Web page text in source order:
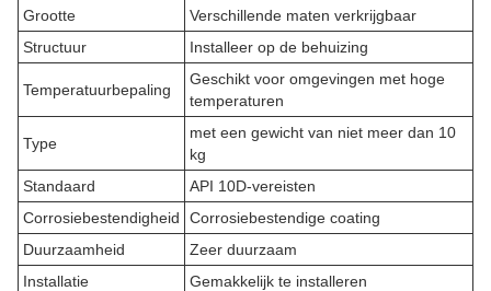
Grootte
Verschillende maten verkrijgbaar
Structuur
Installeer op de behuizing
Temperatuurbepaling
Geschikt voor omgevingen met hoge
temperaturen
Type
met een gewicht van niet meer dan 10
kg
Standaard
API 10D-vereisten
Corrosiebestendigheid
Corrosiebestendige coating
Duurzaamheid
Zeer duurzaam
Installatie
Gemakkelijk te installeren